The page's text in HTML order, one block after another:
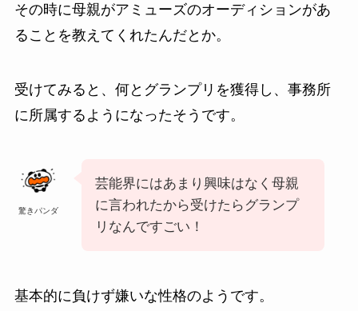
その時に母親がアミューズのオーディションがあ
ることを教えてくれたんだとか。
受けてみると、何とグランプリを獲得し、事務所
に所属するようになったそうです。
驚きパンダ
芸能界にはあまり興味はなく母親
に言われたから受けたらグランプ
リなんですごい！
基本的に負けず嫌いな性格のようです。